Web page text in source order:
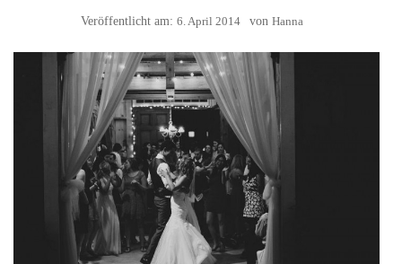
Veröffentlicht am: 6. April 2014 von Hanna